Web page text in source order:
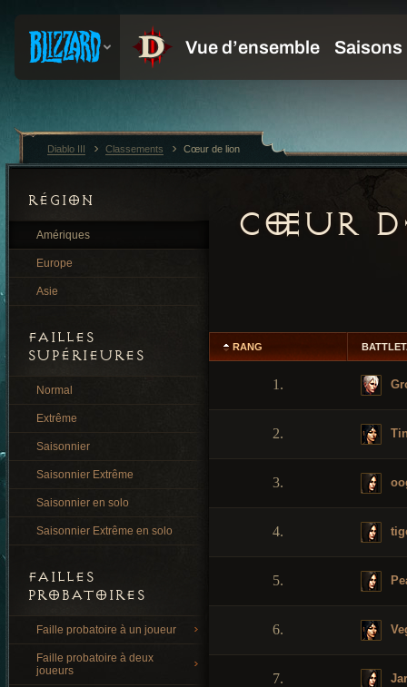
RÉGION
Amériques
Europe
Asie
FAILLES
SUPÉRIEURES
Normal
Extrême
Saisonnier
Saisonnier Extrême
Saisonnier en solo
Saisonnier Extrême en solo
FAILLES
PROBATOIRES
Faille probatoire à un joueur
Faille probatoire à deux
joueurs
CŒUR
RANG
1.
2.
3.
4.
5.
6.
7.
Diablo III Classements Cœur de lion